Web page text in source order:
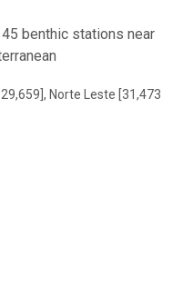
benthic stations near
Norte Leste [31,473,